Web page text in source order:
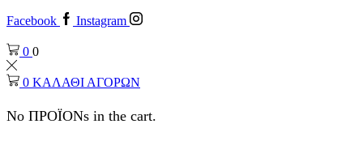
Facebook Instagram
0 0
0 ΚΑΛΑΘΙ ΑΓΟΡΩΝ
No ΠΡΟΪΟΝs in the cart.